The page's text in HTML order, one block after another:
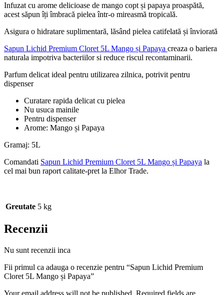
Infuzat cu arome delicioase de mango copt și papaya proaspătă,
acest săpun îți îmbracă pielea într-o mireasmă tropicală.
Asigura o hidratare suplimentară, lăsând pielea catifelată și înviorată
Sapun Lichid Premium Cloret 5L Mango și Papaya creaza o bariera
naturala impotriva bacteriilor si reduce riscul recontaminarii.
Parfum delicat ideal pentru utilizarea zilnica, potrivit pentru
dispenser
Curatare rapida delicat cu pielea
Nu usuca mainile
Pentru dispenser
Arome: Mango și Papaya
Gramaj: 5L
Comandati Sapun Lichid Premium Cloret 5L Mango și Papaya la
cel mai bun raport calitate-pret la Elhor Trade.
Greutate 5 kg
Recenzii
Nu sunt recenzii inca
Fii primul ca adauga o recenzie pentru “Sapun Lichid Premium
Cloret 5L Mango și Papaya”